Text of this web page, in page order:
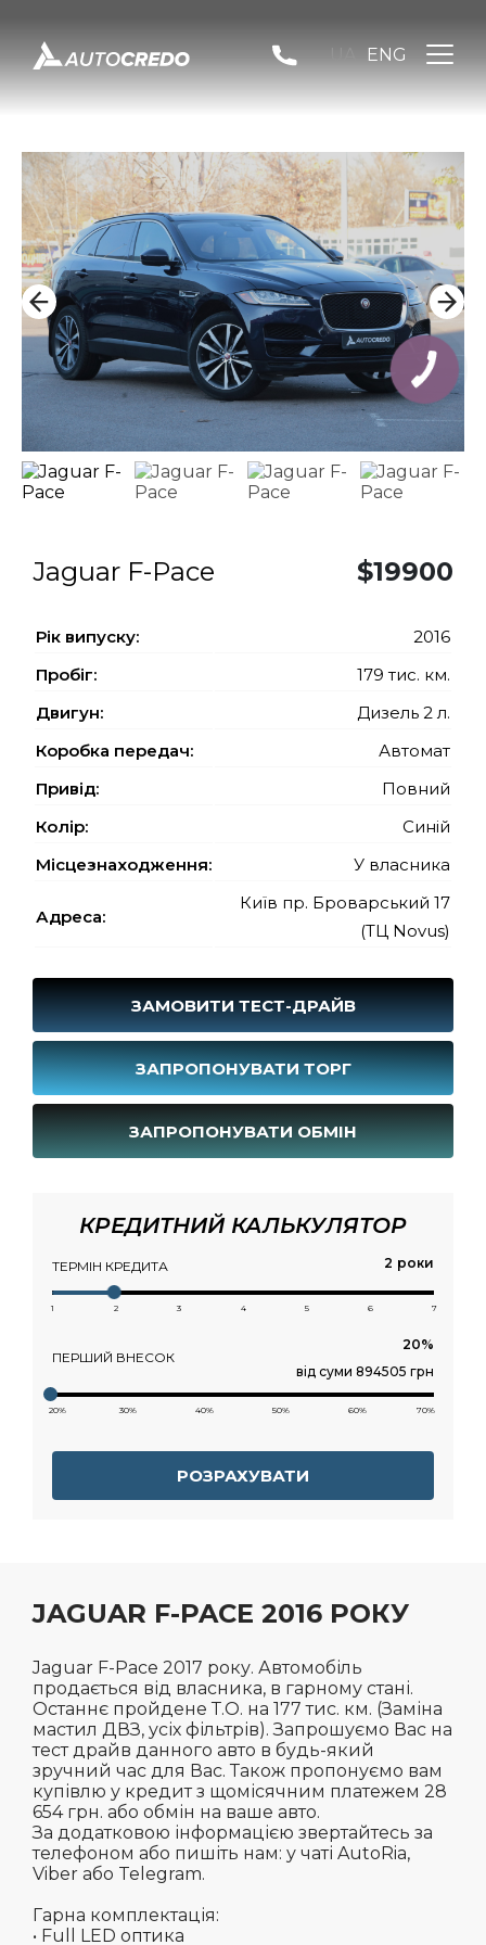
ENG
Jaguar F-Pace $19900
Рiк випуску:
2016
Пробіг:
179 тис. км.
Двигун:
Дизель 2 л.
Коробка передач:
Автомат
Привід:
Повний
Колір:
Синій
Місцезнаходження:
У власника
Адреса:
Київ пр. Броварський 17
(ТЦ Novus)
ЗАМОВИТИ ТЕСТ-ДРАЙВ
ЗАПРОПОНУВАТИ ТОРГ
ЗАПРОПОНУВАТИ ОБМІН
КРЕДИТНИЙ КАЛЬКУЛЯТОР
ТЕРМІН КРЕДИТА роки
1 2 3 4 5 6 7
ПЕРШИЙ ВНЕСОК
від суми 894505 грн
20% 30% 40% 50% 60% 70%
РОЗРАХУВАТИ
JAGUAR F-PACE 2016 РОКУ
Jaguar F-Pace 2017 року. Автомобіль
продається від власника, в гарному стані.
Останнє пройдене Т.О. на 177 тис. км. (Заміна
мастил ДВЗ, усіх фільтрів). Запрошуємо Вас на
тест драйв данного авто в будь-який
зручний час для Вас. Також пропонуємо вам
купівлю у кредит з щомісячним платежем 28
654 грн. або обмін на ваше авто.
За додатковою інформацією звертайтесь за
телефоном або пишіть нам: у чаті AutoRia,
Viber або Telegram.
Гарна комплектація:
• Full LED оптика